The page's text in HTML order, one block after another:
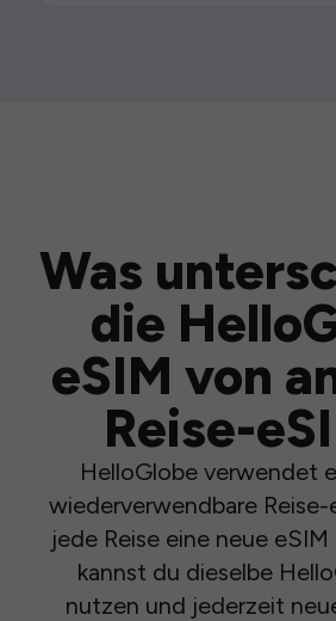
Was
die
eSIM von
Reise-
HelloGlobe verwendet
wiederverwendbare
jede Reise eine neue
kannst du dieselbe
nutzen und jederzeit